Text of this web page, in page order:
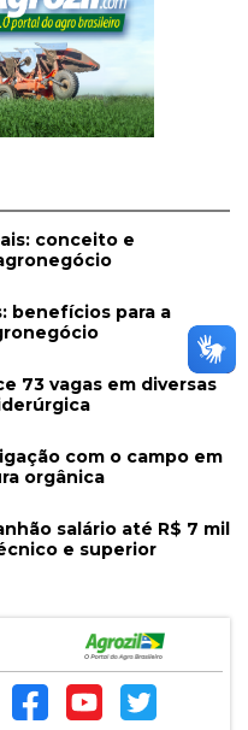
conceito e
benefícios para a
73 vagas em diversas
com o campo em
orgânica
salário até R$ 7 mil
e superior